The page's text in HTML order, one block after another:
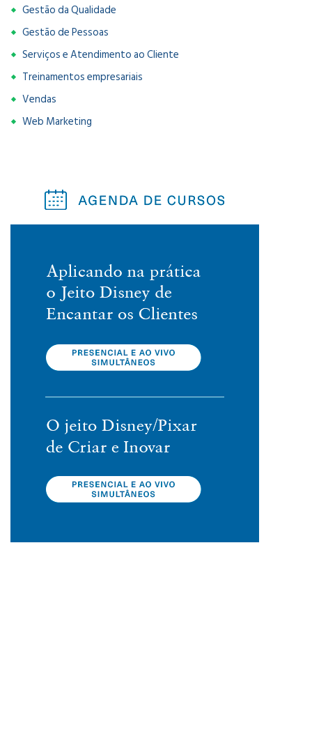
Gestão da Qualidade
Gestão de Pessoas
Serviços e Atendimento ao Cliente
Treinamentos empresariais
Vendas
Web Marketing